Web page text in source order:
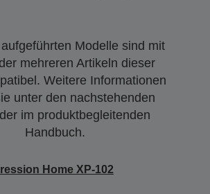
Modelle sind mit
mehreren Artikeln dieser
Weitere Informationen
unter den nachstehenden
im produktbegleitenden
Handbuch.
Home XP-102